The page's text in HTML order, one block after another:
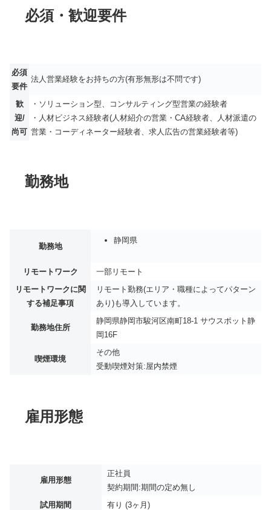
必須・歓迎要件
必須
要件
法人営業経験をお持ちの方(有形無形は不問です)
歓
迎/
尚可
・ソリューション型、コンサルティング型営業の経験者
・人材ビジネス経験者(人材紹介の営業・CA経験者、人材派遣の
営業・コーディネーター経験者、求人広告の営業経験者等)
勤務地
勤務地
静岡県
リモートワーク
一部リモート
リモートワークに関
する補足事項
リモート勤務(エリア・職種によってパターン
あり)も導入しています。
勤務地住所
静岡県静岡市駿河区南町18-1 サウスポット静
岡16F
喫煙環境
その他
受動喫煙対策:屋内禁煙
雇用形態
雇用形態
正社員
契約期間:期間の定め無し
試用期間
有り (3ヶ月)